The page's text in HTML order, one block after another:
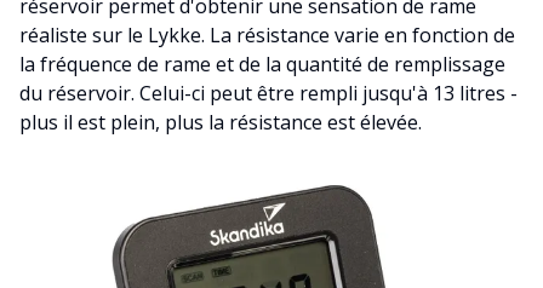
réservoir permet d'obtenir une sensation de rame
réaliste sur le Lykke. La résistance varie en fonction de
la fréquence de rame et de la quantité de remplissage
du réservoir. Celui-ci peut être rempli jusqu'à 13 litres -
plus il est plein, plus la résistance est élevée.